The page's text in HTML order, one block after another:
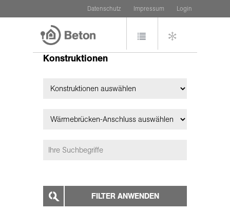
Datenschutz Impressum Login
Konstruktionen